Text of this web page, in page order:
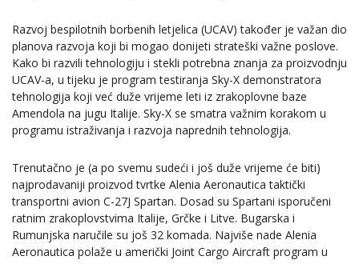
Razvoj bespilotnih borbenih letjelica (UCAV) također je važan dio
planova razvoja koji bi mogao donijeti strateški važne poslove.
Kako bi razvili tehnologiju i stekli potrebna znanja za proizvodnju
UCAV-a, u tijeku je program testiranja Sky-X demonstratora
tehnologija koji već duže vrijeme leti iz zrakoplovne baze
Amendola na jugu Italije. Sky-X se smatra važnim korakom u
programu istraživanja i razvoja naprednih tehnologija.
Trenutačno je (a po svemu sudeći i još duže vrijeme će biti)
najprodavaniji proizvod tvrtke Alenia Aeronautica taktički
transportni avion C-27J Spartan. Dosad su Spartani isporučeni
ratnim zrakoplovstvima Italije, Grčke i Litve. Bugarska i
Rumunjska naručile su još 32 komada. Najviše nade Alenia
Aeronautica polaže u američki Joint Cargo Aircraft program u